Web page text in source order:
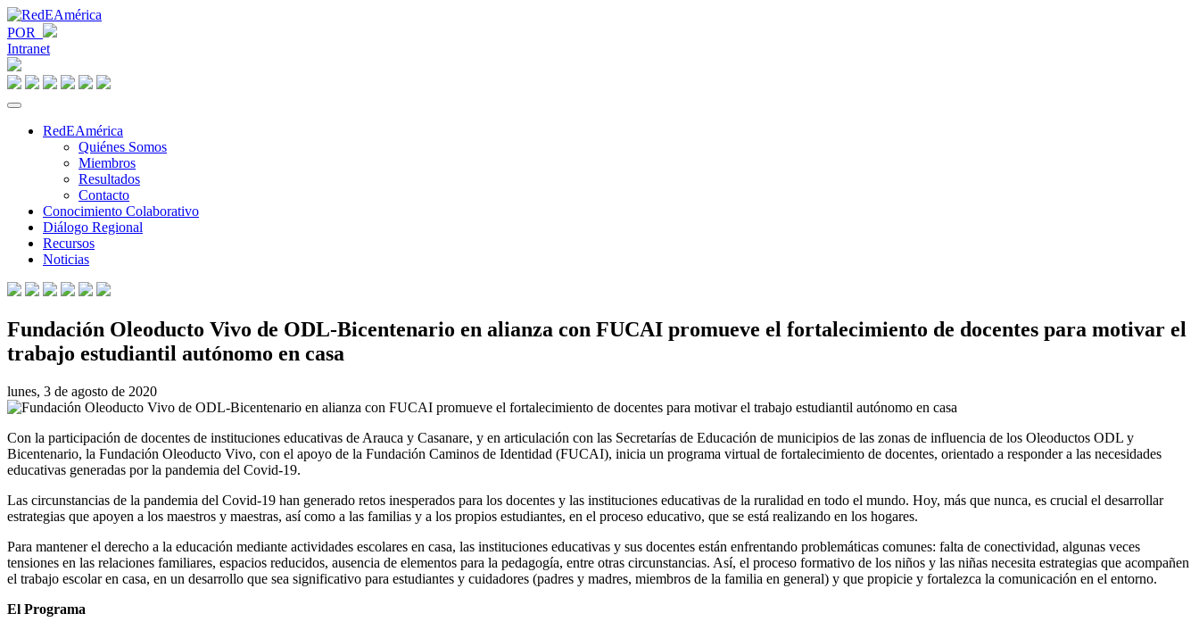
POR
Intranet
RedEAmérica
Quiénes Somos
Miembros
Resultados
Contacto
Conocimiento Colaborativo
Diálogo Regional
Recursos
Noticias
Fundación Oleoducto Vivo de ODL-Bicentenario en alianza con FUCAI promueve el fortalecimiento de docentes para motivar el
trabajo estudiantil autónomo en casa
lunes, 3 de agosto de 2020
Con la participación de docentes de instituciones educativas de Arauca y Casanare, y en articulación con las Secretarías de Educación de municipios de las zonas de influencia de los Oleoductos ODL y
Bicentenario, la Fundación Oleoducto Vivo, con el apoyo de la Fundación Caminos de Identidad (FUCAI), inicia un programa virtual de fortalecimiento de docentes, orientado a responder a las necesidades
educativas generadas por la pandemia del Covid-19.
Las circunstancias de la pandemia del Covid-19 han generado retos inesperados para los docentes y las instituciones educativas de la ruralidad en todo el mundo. Hoy, más que nunca, es crucial el desarrollar
estrategias que apoyen a los maestros y maestras, así como a las familias y a los propios estudiantes, en el proceso educativo, que se está realizando en los hogares.
Para mantener el derecho a la educación mediante actividades escolares en casa, las instituciones educativas y sus docentes están enfrentando problemáticas comunes: falta de conectividad, algunas veces
tensiones en las relaciones familiares, espacios reducidos, ausencia de elementos para la pedagogía, entre otras circunstancias. Así, el proceso formativo de los niños y las niñas necesita estrategias que acompañen
el trabajo escolar en casa, en un desarrollo que sea significativo para estudiantes y cuidadores (padres y madres, miembros de la familia en general) y que propicie y fortalezca la comunicación en el entorno.
El Programa